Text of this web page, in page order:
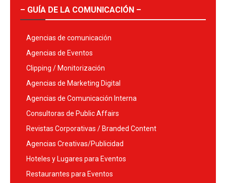
– GUÍA DE LA COMUNICACIÓN –
Agencias de comunicación
Agencias de Eventos
Clipping / Monitorización
Agencias de Marketing Digital
Agencias de Comunicación Interna
Consultoras de Public Affairs
Revistas Corporativas / Branded Content
Agencias Creativas/Publicidad
Hoteles y Lugares para Eventos
Restaurantes para Eventos